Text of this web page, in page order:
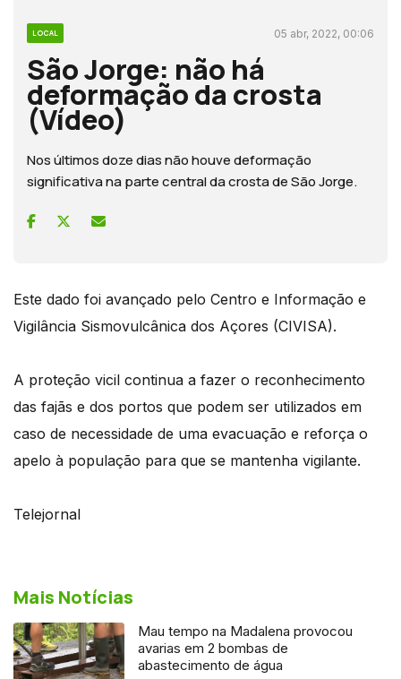
LOCAL 05 abr, 2022, 00:06
São Jorge: não há
deformação da crosta
(Vídeo)
Nos últimos doze dias não houve deformação
significativa na parte central da crosta de São Jorge.
Este dado foi avançado pelo Centro e Informação e
Vigilância Sismovulcânica dos Açores (CIVISA).
A proteção vicil continua a fazer o reconhecimento
das fajãs e dos portos que podem ser utilizados em
caso de necessidade de uma evacuação e reforça o
apelo à população para que se mantenha vigilante.
Telejornal
Mais Notícias
Mau tempo na Madalena provocou
avarias em 2 bombas de
abastecimento de água